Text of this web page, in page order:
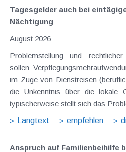
Tagesgelder auch bei
Nächtigung
August 2026
Problemstellung und rechtlicher
sollen
im Zuge von Dienstreisen
die Unkenntnis über die lokale
typischerweise stellt sich das
Langtext
empfehlen
Anspruch auf Familienbeihilfe